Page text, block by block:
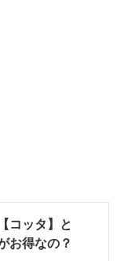
コッタ】と
お得なの？